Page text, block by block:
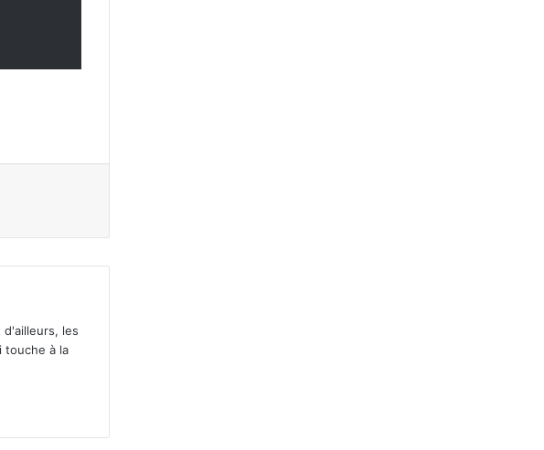
d'ailleurs, les
touche à la